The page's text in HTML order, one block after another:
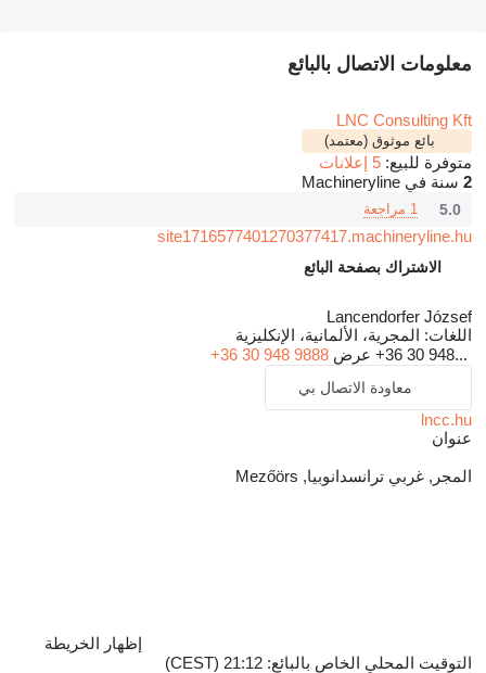
معلومات الاتصال بالبائع
LNC Consulting Kft
بائع موثوق (معتمد)
متوفرة للبيع: 5 إعلانات
2 سنة في Machineryline
5.0 1 مراجعة
site1716577401270377417.machineryline.hu
الاشتراك بصفحة البائع
Lancendorfer József
اللغات: المجرية، الألمانية، الإنكليزية
+36 30 948... عرض +36 30 948 9888
معاودة الاتصال بي
lncc.hu
عنوان
المجر, غربي ترانسدانوبيا, Mezőörs
إظهار الخريطة
التوقيت المحلي الخاص بالبائع: 21:12 (CEST)